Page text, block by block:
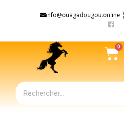
info@ouagadougou.online ¦